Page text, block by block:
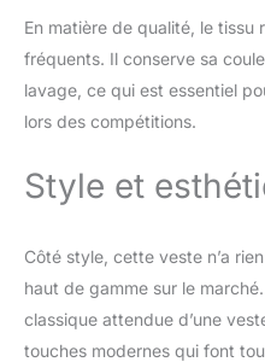
En matière de qualité, le
fréquents. Il conserve sa
lavage, ce qui est essentiel
lors des compétitions.
Style et
Côté style, cette veste n’a
haut de gamme sur le
classique attendue d’une
touches modernes qui font